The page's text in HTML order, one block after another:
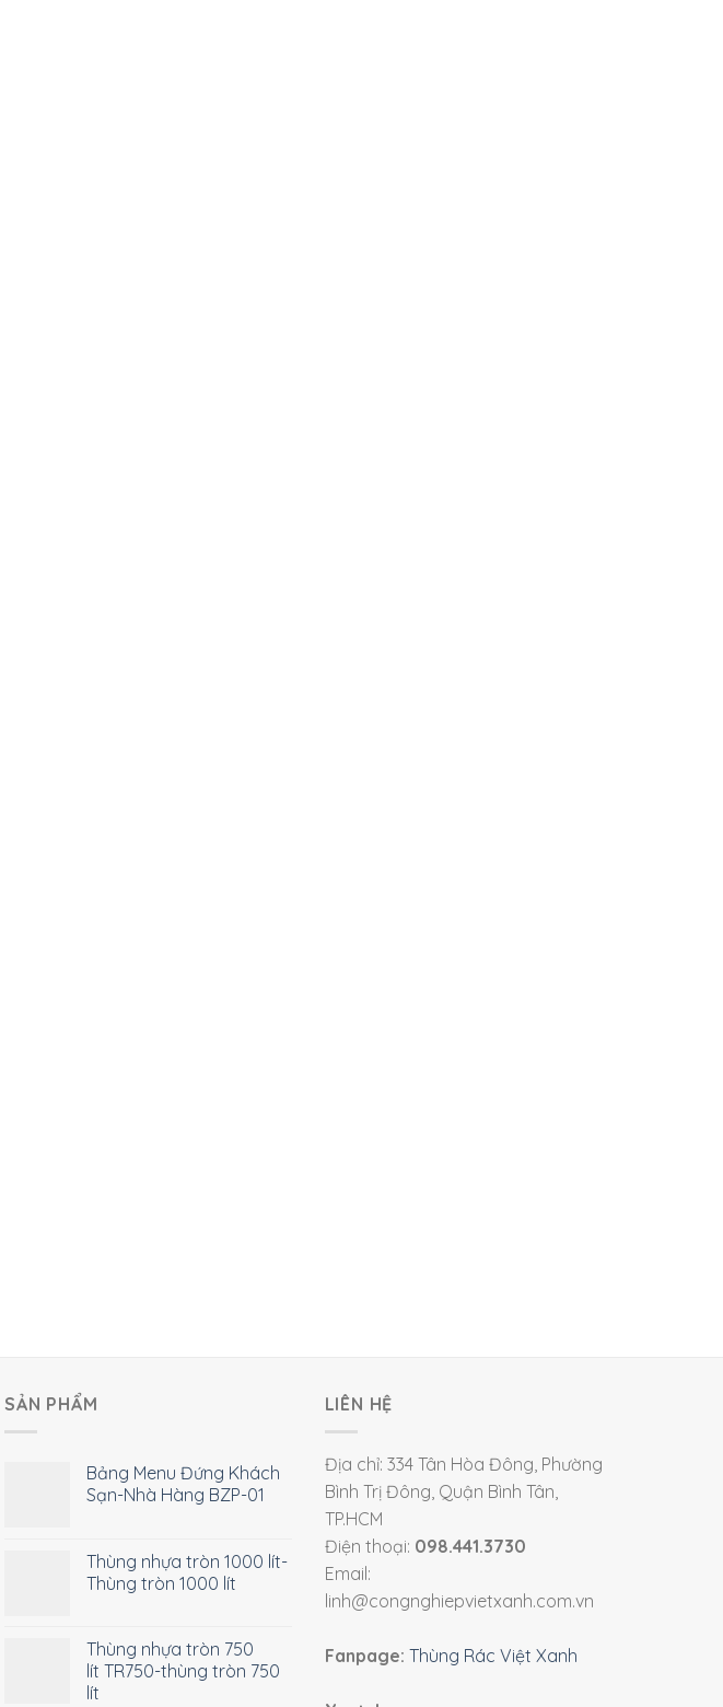
SẢN PHẨM
Bảng Menu Đứng Khách
Sạn-Nhà Hàng BZP-01
Thùng nhựa tròn 1000 lít-
Thùng tròn 1000 lít
Thùng nhựa tròn 750
lít TR750-thùng tròn 750
lít
LIÊN HỆ
Địa chỉ: 334 Tân Hòa Đông, Phường
Bình Trị Đông, Quận Bình Tân,
TP.HCM
Điện thoại: 098.441.3730
Email:
linh@congnghiepvietxanh.com.vn
Fanpage: Thùng Rác Việt Xanh